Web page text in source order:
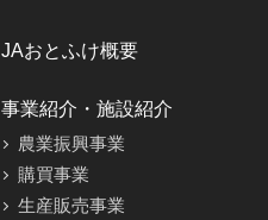
JAおとふけ概要
事業紹介・施設紹介
農業振興事業
購買事業
生産販売事業